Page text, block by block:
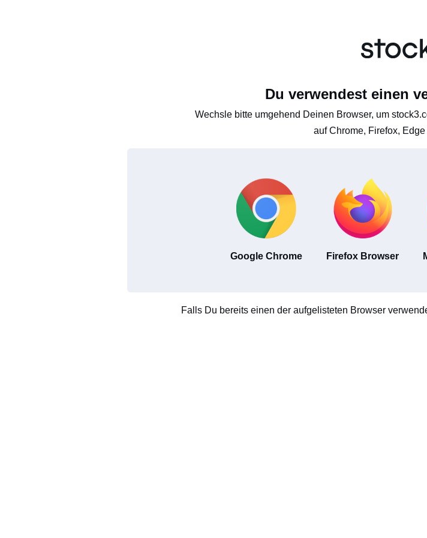
Du verwendest einen
Wechsle bitte umgehend Deinen Browser, um
auf Chrome, Firefox,
Google Chrome Firefox Browser
Falls Du bereits einen der aufgelisteten Browser